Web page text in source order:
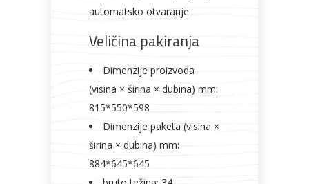
automatsko otvaranje
Veličina pakiranja
Dimenzije proizvoda
(visina × širina × dubina) mm:
815*550*598
Dimenzije paketa (visina ×
širina × dubina) mm:
884*645*645